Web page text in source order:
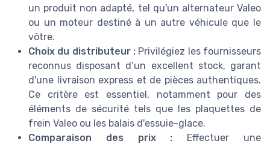
un produit non adapté, tel qu'un alternateur Valeo
ou un moteur destiné à un autre véhicule que le
vôtre.
Choix du distributeur : Privilégiez les fournisseurs
reconnus disposant d’un excellent stock, garant
d'une livraison express et de pièces authentiques.
Ce critère est essentiel, notamment pour des
éléments de sécurité tels que les plaquettes de
frein Valeo ou les balais d'essuie-glace.
Comparaison des prix : Effectuer une